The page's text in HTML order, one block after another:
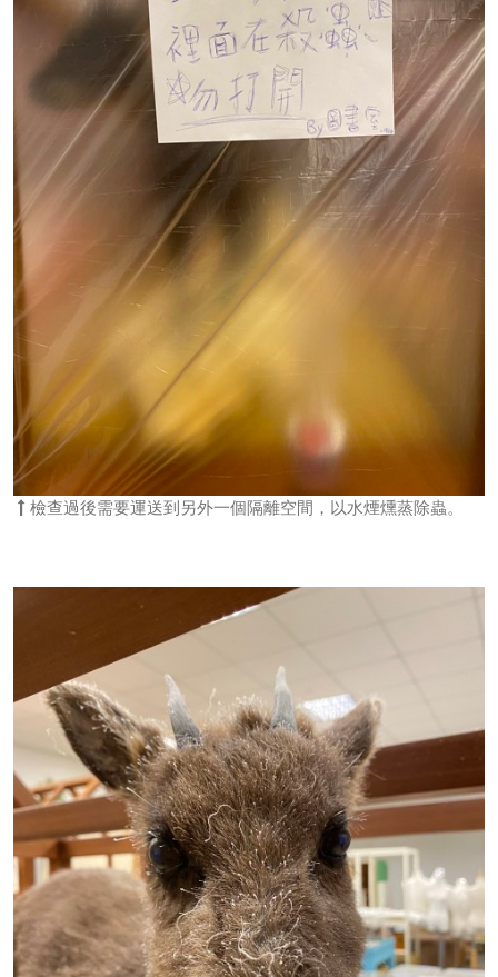
檢查過後需要運送到另外一個隔離空間，以水煙燻蒸除蟲。